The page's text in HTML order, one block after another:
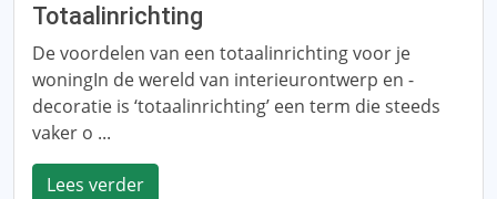
Totaalinrichting
De voordelen van een totaalinrichting voor je
woningIn de wereld van interieurontwerp en -
decoratie is ‘totaalinrichting’ een term die steeds
vaker o ...
Lees verder